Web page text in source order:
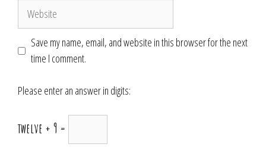
Website
Save my name, email, and website in this browser for the next
time I comment.
Please enter an answer in digits:
twelve + 9 =